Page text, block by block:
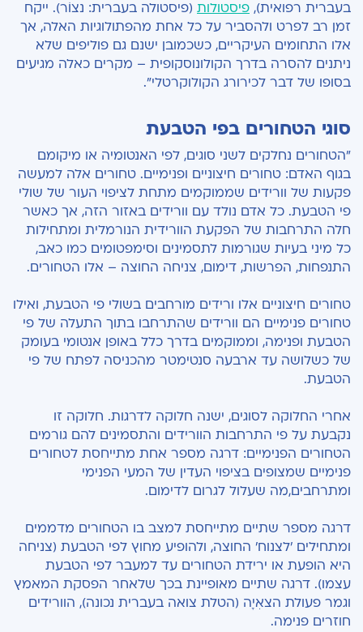
בעברית רפואית), פיסטולות (פיסטולה בעברית: נצוֹר). ייקח
זמן רב לפרט ולהסביר על כל אחת מהפתולוגיות האלה, אך
אלו התחומים העיקריים, כשכמובן ישנם גם פוליפים שלא
ניתנים להסרה בדרך הקולונוסקופית – מקרים כאלה מגיעים
בסופו של דבר לכירורג הקולוקרטלי".
סוגי הטחורים בפי הטבעת
"הטחורים נחלקים לשני סוגים, לפי האנטומיה או מיקומם
בגוף האדם: טחורים חיצוניים ופנימיים. טחורים אלה למעשה
פקעות של וורידים שממוקמים מתחת לציפוי העור של שולי
פי הטבעת. כל אדם נולד עם וורידים באזור הזה, אך כאשר
חלה התרחבות של הפקעת הוורידית הנורמלית ומתחילות
כל מיני בעיות שגורמות לתסמינים וסימפטומים כמו כאב,
התנפחות, הפרשות, דימום, צניחה החוצה – אלו הטחורים.
טחורים חיצוניים אלו ורידים מורחבים בשולי פי הטבעת, ואילו
טחורים פנימיים הם וורידים שהתרחבו בתוך התעלה של פי
הטבעת ופנימה, וממוקמים בדרך כלל באופן אנטומי בעומק
של כשלושה עד ארבעה סנטימטר מהכניסה לפתח של פי
הטבעת.
אחרי החלוקה לסוגים, ישנה חלוקה לדרגות. חלוקה זו
נקבעת על פי התרחבות הוורידים והתסמינים להם גורמים
הטחורים הפנימיים: דרגה מספר אחת מתייחסת לטחורים
פנימיים שמצופים בציפוי העדין של המעי הפנימי
ומתרחבים,מה שעלול לגרום לדימום.
דרגה מספר שתיים מתייחסת למצב בו הטחורים מדממים
ומתחילים 'לצנוח' החוצה, ולהופיע מחוץ לפי הטבעת (צניחה
היא הופעת או ירידת הטחורים עד למעבר לפי הטבעת
עצמו). דרגה שתיים מאופיינת בכך שלאחר הפסקת המאמץ
וגמר פעולת הצאִיָה (הטלת צואה בעברית נכונה), הוורידים
חוזרים פנימה.